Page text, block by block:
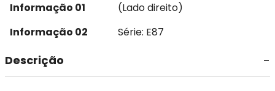
Informação 01
(Lado direito)
Informação 02
Série: E87
Descrição